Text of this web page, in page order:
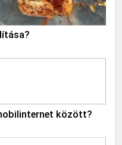
között?